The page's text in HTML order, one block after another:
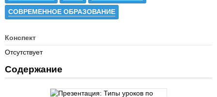
СОВРЕМЕННОЕ ОБРАЗОВАНИЕ
Конспект
Отсутствует
Содержание